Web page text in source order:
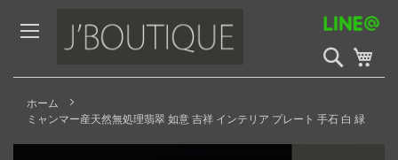
to
Content
検
索
開
ホーム
ミャンマー産天然無処理翡翠 如意 吉祥 インテリア プレート 手石 白 緑
Skip